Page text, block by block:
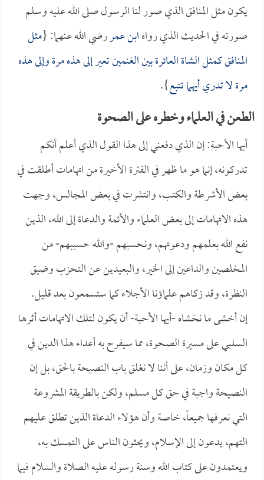
يكون مثل المنافق الذي صور لنا الرسول صلى الله عليه وسلم
صورته في الحديث الذي رواهابن عمررضي الله عنهما: {مثل
المنافق كمثل الشاة العائرة بين الغنمين تعير إلى هذه مرة وإلى هذه
مرة لا تدري أيهما تتبع}.
الطعن في العلماء وخطره على الصحوة
أيها الأحبة: إن الذي دفعني إلى هذا القول الذي أعلم أنكم
تدركونه، إنما هو ما ظهر في الفترة الأخيرة من اتهامات أطلقت في
بعض الأشرطة والكتب، وانتشرت في بعض المجالس، وجهت
هذه الاتهامات إلى بعض العلماء والأئمة والدعاة إلى الله، الذين
نفع الله بعلمهم ودعوتهم، ونحسبهم -والله حسيبهم- من
المخلصين والداعين إلى الخير، والبعيدين عن التحزب وضيق
النظرة، وقد زكاهم علماؤنا الأجلاء كما ستسمعون بعد قليل.
إن أخشى ما نخشاه -أيها الأحبة- أن يكون لتلك الاتهامات أثرها
السلبي على مسيرة الصحوة، مما سيفرح به أعداء هذا الدين في
كل مكان وزمان، على أننا لا نغلق باب النصيحة بالحق، بل إن
النصيحة واجبة في حق كل مسلم، ولكن بالطريقة المشروعة
التي نعرفها جميعاً، خاصة وأن هؤلاء الدعاة الذين تطلق عليهم
التهم، يدعون إلى الإسلام، ويحثون الناس على التمسك به،
ويعتمدون على كتاب الله وسنة رسوله عليه الصلاة والسلام فيما